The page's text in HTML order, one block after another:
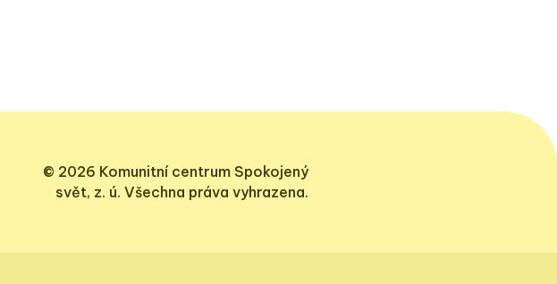
© 2026 Komunitní centrum Spokojený
svět, z. ú. Všechna práva vyhrazena.